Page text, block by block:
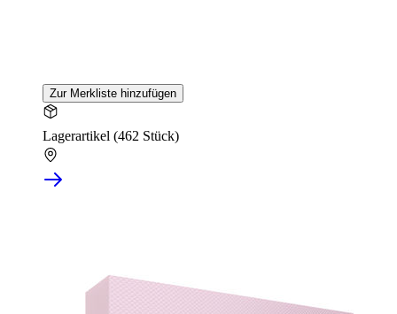
Zur Merkliste hinzufügen
Lagerartikel (462 Stück)